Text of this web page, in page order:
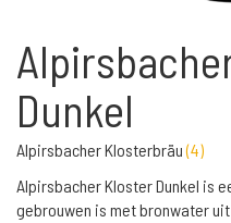
Dunkel
Alpirsbacher Klosterbräu(4)
Alpirsbacher Kloster Dunkel is
gebrouwen is met bronwater